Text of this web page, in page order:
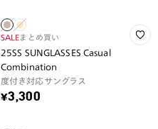
SALEまとめ買い
25SS SUNGLASSES Casual
Combination
度付き対応サングラス
¥3,300